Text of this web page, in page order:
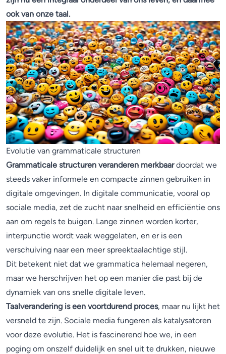
ook van onze taal.
Evolutie van grammaticale structuren
Grammaticale structuren veranderen merkbaardoordat we
steeds vaker informele en compacte zinnen gebruiken in
digitale omgevingen. In digitale communicatie, vooral op
sociale media, zet de zucht naar snelheid en efficiëntie ons
aan om regels te buigen. Lange zinnen worden korter,
interpunctie wordt vaak weggelaten, en er is een
verschuiving naar een meer spreektaalachtige stijl.
Dit betekent niet dat we grammatica helemaal negeren,
maar we herschrijven het op een manier die past bij de
dynamiek van ons snelle digitale leven.
Taalverandering is een voortdurend proces, maar nu lijkt het
versneld te zijn. Sociale media fungeren als katalysatoren
voor deze evolutie. Het is fascinerend hoe we, in een
poging om onszelf duidelijk en snel uit te drukken, nieuwe